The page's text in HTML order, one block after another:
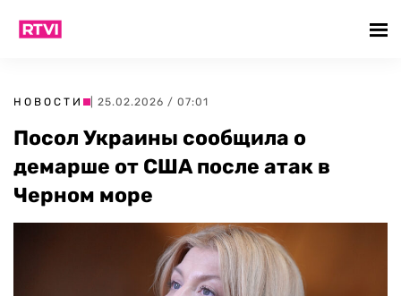
НОВОСТИ | 25.02.2026 / 07:01
Посол Украины сообщила о
демарше от США после атак в
Черном море